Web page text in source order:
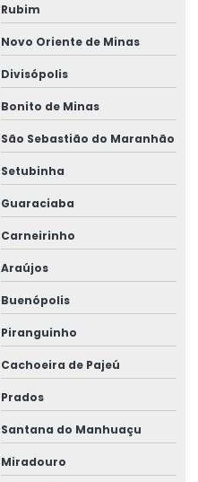
Rubim
Novo Oriente de Minas
Divisópolis
Bonito de Minas
São Sebastião do Maranhão
Setubinha
Guaraciaba
Carneirinho
Araújos
Buenópolis
Piranguinho
Cachoeira de Pajeú
Prados
Santana do Manhuaçu
Miradouro